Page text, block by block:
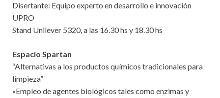
Disertante: Equipo experto en desarrollo e innovación
UPRO
Stand Unilever 5320, a las 16.30 hs y 18.30 hs
Espacio Spartan
“Alternativas a los productos químicos tradicionales para
limpieza”
«Empleo de agentes biológicos tales como enzimas y